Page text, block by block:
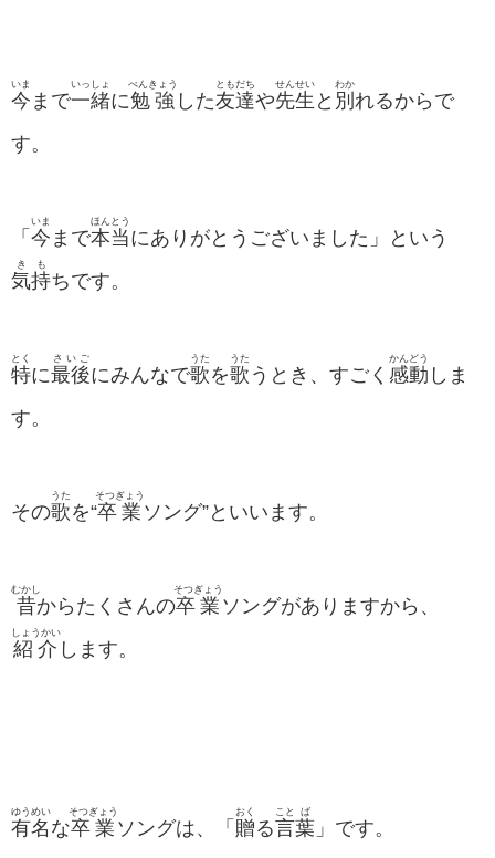
今
いま
まで一緒
いっしょ
に勉強
べんきょう
した友達
ともだち
や先生
せんせい
と 別
わか
れるからで
す。
「 今
いま
まで本当
ほんとう
にありがとうございました」という
気持
きも
ちです。
特
とく
に最後
さいご
にみんなで歌
うた
を歌
うた
うとき、すごく 感動
かんどう
しま
す。
その歌
うた
を“卒業
そつぎょう
ソング”といいます。
昔
むかし
からたくさんの卒業
そつぎょう
ソングがありますから、
紹介
しょうかい
します。
有名
ゆうめい
な卒業
そつぎょう
ソングは、「 贈
おく
る言
こと
葉
ば
」です。